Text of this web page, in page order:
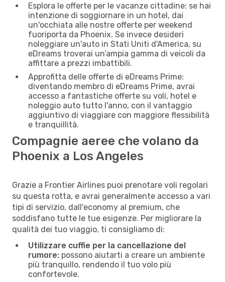
Esplora le offerte per le vacanze cittadine: se hai
intenzione di soggiornare in un hotel, dai
un'occhiata alle nostre offerte per weekend
fuoriporta da Phoenix. Se invece desideri
noleggiare un'auto in Stati Uniti d'America, su
eDreams troverai un’ampia gamma di veicoli da
affittare a prezzi imbattibili.
Approfitta delle offerte di eDreams Prime:
diventando membro di eDreams Prime, avrai
accesso a fantastiche offerte su voli, hotel e
noleggio auto tutto l'anno, con il vantaggio
aggiuntivo di viaggiare con maggiore flessibilità
e tranquillità.
Compagnie aeree che volano da
Phoenix a Los Angeles
Grazie a Frontier Airlines puoi prenotare voli regolari
su questa rotta, e avrai generalmente accesso a vari
tipi di servizio, dall'economy al premium, che
soddisfano tutte le tue esigenze. Per migliorare la
qualità dei tuo viaggio, ti consigliamo di:
Utilizzare cuffie per la cancellazione del
rumore: possono aiutarti a creare un ambiente
più tranquillo, rendendo il tuo volo più
confortevole.